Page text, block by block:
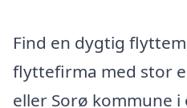
Find en dygtig
flyttefirma med stor
eller Sorø kommune